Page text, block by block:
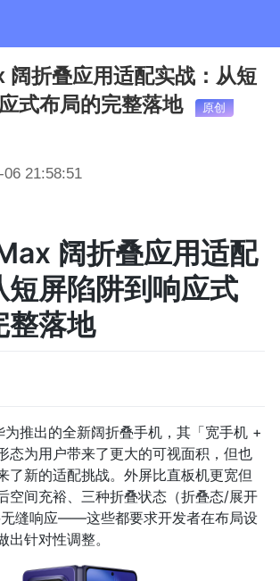
阔折叠应用适配实战：从短
式布局的完整落地
原创
06 21:58:51
阔折叠应用适配
短屏陷阱到响应式
整落地
推出的全新阔折叠手机，其「宽手机 +
态为用户带来了更大的可视面积，但也
了新的适配挑战。外屏比直板机更宽但
空间充裕、三种折叠状态（折叠态/展开
缝响应——这些都要求开发者在布局设
针对性调整。